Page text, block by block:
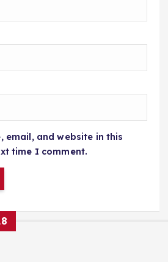
email, and website in this
time I comment.